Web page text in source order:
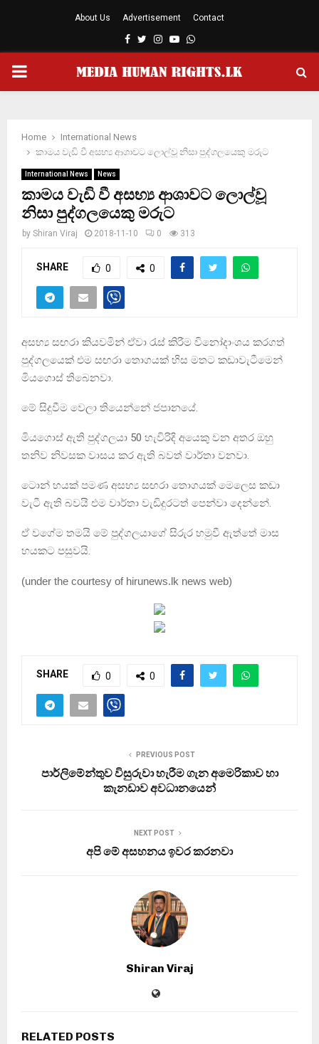
About Us Advertisement Contact
Facebook
TwitterInstagram
YoutubeWhatsapp
PRIMARY
Home
International News
කාමය වැඩි වී අසභ්‍ය ආශාවට ලොල්වූ නිසා පුද්ගලයෙකු මරුට
International News News
කාමය වැඩි වී අසභ්‍ය ආශාවට ලොල්වූ
නිසා පුද්ගලයෙකු මරුට
by Shiran Viraj 2018-11-10 0 313
SHARE 0 0
අසභ්‍ය සඟරා කියවමින් ඒවා රැස් කිරීම විනෝදාංශය කරගත්
පුද්ගලයෙක් එම සඟරා තොගයක් හිස මතට කඩාවැටීමෙන්
මියගොස් තිබෙනවා.
මේ සිදුවීම වෙලා තියෙන්නේ ජපානයේ.
මියගොස් ඇති පුද්ගලයා 50 හැවිරිදි අයෙකු වන අතර ඔහු
තනිව නිවසක වාසය කර ඇති බවත් වාර්තා වනවා.
ටොන් හයක් පමණ අසභ්‍ය සඟරා තොගයක් මෙලෙස කඩා
වැටී ඇති බවයි එම වාර්තා වැඩිදුරටත් පෙන්වා දෙන්නේ.
ඒ වගේම තමයි මේ පුද්ගලයාගේ සිරුර හමුවී ඇත්තේ මාස
හයකට පසුවයි.
(under the courtesy of hirunews.lk news web)
SHARE 0 0
PREVIOUS POST
පාර්ලිමේන්තුව විසුරුවා හැරීම ගැන අමෙරිකාව හා
කැනඩාව අවධානයෙන්
NEXT POST
අපි මේ අසහනය ඉවර කරනවා
Shiran Viraj
RELATED POSTS